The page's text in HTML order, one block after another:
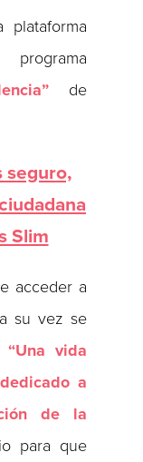
de
seguro,
Slim
acceder a
su vez se
“Una vida
dedicado a
de la
para que